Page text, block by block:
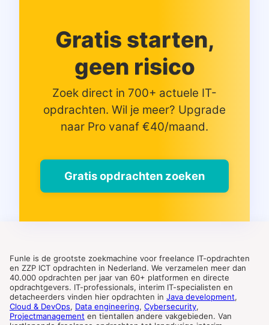
Gratis starten,
geen risico
Zoek direct in 700+ actuele IT-
opdrachten. Wil je meer? Upgrade
naar Pro vanaf €40/maand.
Gratis opdrachten zoeken
Funle is de grootste zoekmachine voor freelance IT-opdrachten
en ZZP ICT opdrachten in Nederland. We verzamelen meer dan
40.000 opdrachten per jaar van 60+ platformen en directe
opdrachtgevers. IT-professionals, interim IT-specialisten en
detacheerders vinden hier opdrachten in Java development,
Cloud & DevOps, Data engineering, Cybersecurity,
Projectmanagement en tientallen andere vakgebieden. Van